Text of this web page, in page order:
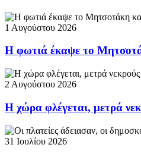
1 Αυγούστου 2026
Η φωτιά έκαψε το
2 Αυγούστου 2026
Η χώρα φλέγεται, μετρά
31 Ιουλίου 2026